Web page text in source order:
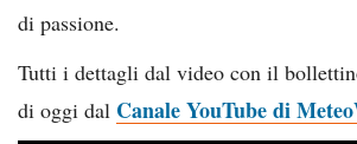
di passione.
Tutti i dettagli dal video con il
di oggi dal Canale YouTube di